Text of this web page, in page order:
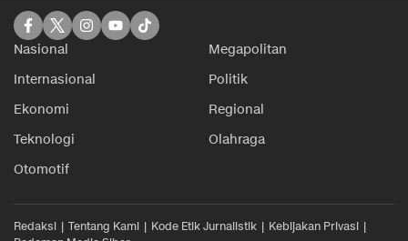
Nasional
Megapolitan
Internasional
Politik
Ekonomi
Regional
Teknologi
Olahraga
Otomotif
Redaksi Tentang Kami Kode Etik Jurnalistik
Kebijakan Privasi